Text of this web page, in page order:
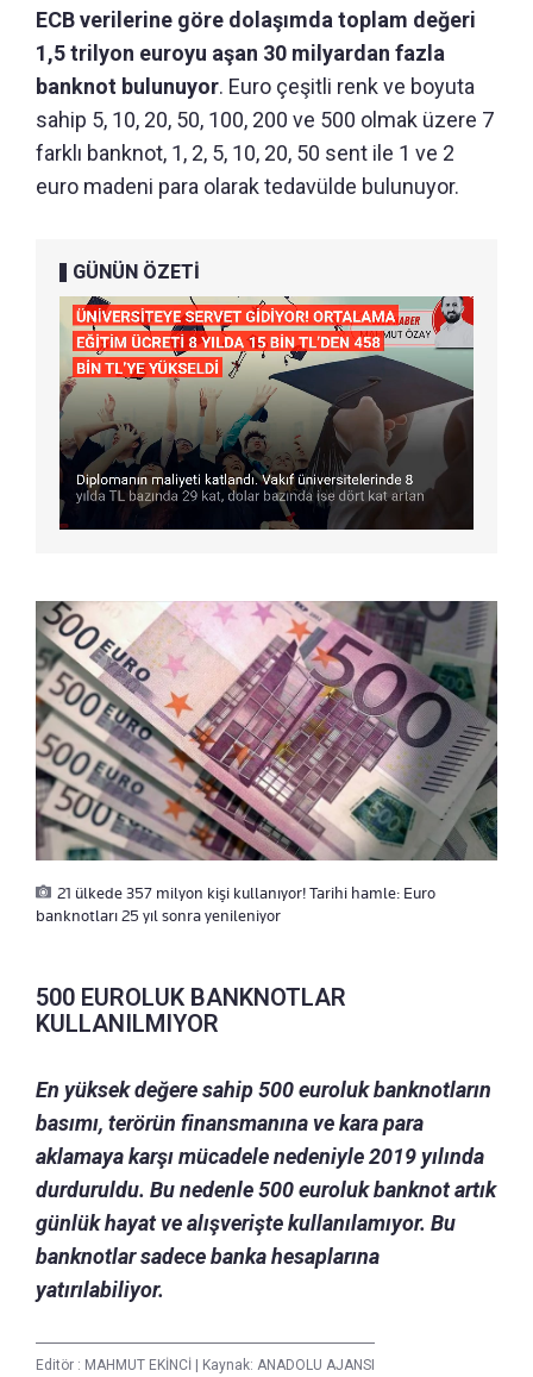
ECB verilerine göre dolaşımda toplam değeri
1,5 trilyon euroyu aşan 30 milyardan fazla
banknot bulunuyor. Euro çeşitli renk ve boyuta
sahip 5, 10, 20, 50, 100, 200 ve 500 olmak üzere 7
farklı banknot, 1, 2, 5, 10, 20, 50 sent ile 1 ve 2
euro madeni para olarak tedavülde bulunuyor.
GÜNÜN ÖZETİ
21 ülkede 357 milyon kişi kullanıyor! Tarihi hamle: Euro
banknotları 25 yıl sonra yenileniyor
500 EUROLUK BANKNOTLAR
KULLANILMIYOR
En yüksek değere sahip 500 euroluk banknotların
basımı, terörün finansmanına ve kara para
aklamaya karşı mücadele nedeniyle 2019 yılında
durduruldu. Bu nedenle 500 euroluk banknot artık
günlük hayat ve alışverişte kullanılamıyor. Bu
banknotlar sadece banka hesaplarına
yatırılabiliyor.
Editör : MAHMUT EKİNCİ Kaynak: ANADOLU AJANSI